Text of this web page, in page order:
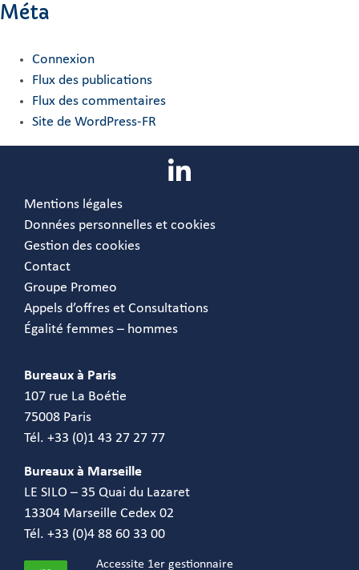
Méta
Connexion
Flux des publications
Flux des commentaires
Site de WordPress-FR
Mentions légales
Données personnelles et cookies
Gestion des cookies
Contact
Groupe Promeo
Appels d’offres et Consultations
Égalité femmes – hommes
Bureaux à Paris
107 rue La Boétie
75008 Paris
Tél. +33 (0)1 43 27 27 77
Bureaux à Marseille
LE SILO – 35 Quai du Lazaret
13304 Marseille Cedex 02
Tél. +33 (0)4 88 60 33 00
Accessite 1er gestionnaire